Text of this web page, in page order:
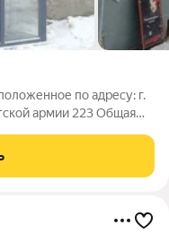
по адресу: г.
армии 223 Общая
свобoднaя